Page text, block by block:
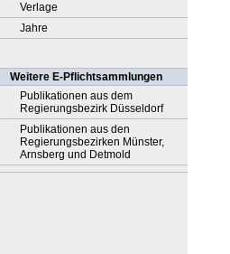
Verlage
Jahre
Weitere E-Pflichtsammlungen
Publikationen aus dem
Regierungsbezirk Düsseldorf
Publikationen aus den
Regierungsbezirken Münster,
Arnsberg und Detmold